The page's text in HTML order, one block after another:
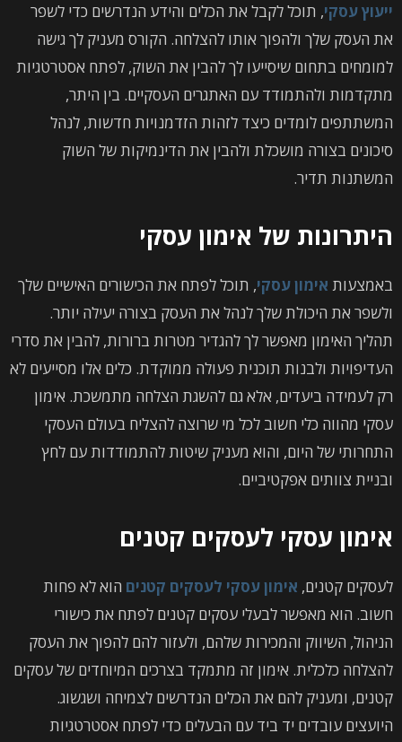
ייעוץ עסקי, תוכל לקבל את הכלים והידע הנדרשים כדי לשפר
את העסק שלך ולהפוך אותו להצלחה. הקורס מעניק לך גישה
למומחים בתחום שיסייעו לך להבין את השוק, לפתח אסטרטגיות
מתקדמות ולהתמודד עם האתגרים העסקיים. בין היתר,
המשתתפים לומדים כיצד לזהות הזדמנויות חדשות, לנהל
סיכונים בצורה מושכלת ולהבין את הדינמיקות של השוק
המשתנות תדיר.
היתרונות של אימון עסקי
באמצעות אימון עסקי, תוכל לפתח את הכישורים האישיים שלך
ולשפר את היכולת שלך לנהל את העסק בצורה יעילה יותר.
תהליך האימון מאפשר לך להגדיר מטרות ברורות, להבין את סדרי
העדיפויות ולבנות תוכנית פעולה ממוקדת. כלים אלו מסייעים לא
רק לעמידה ביעדים, אלא גם להשגת הצלחה מתמשכת. אימון
עסקי מהווה כלי חשוב לכל מי שרוצה להצליח בעולם העסקי
התחרותי של היום, והוא מעניק שיטות להתמודדות עם לחץ
ובניית צוותים אפקטיביים.
אימון עסקי לעסקים קטנים
לעסקים קטנים, אימון עסקי לעסקים קטנים הוא לא פחות
חשוב. הוא מאפשר לבעלי עסקים קטנים לפתח את כישורי
הניהול, השיווק והמכירות שלהם, ולעזור להם להפוך את העסק
להצלחה כלכלית. אימון זה מתמקד בצרכים המיוחדים של עסקים
קטנים, ומעניק להם את הכלים הנדרשים לצמיחה ושגשוג.
היועצים עובדים יד ביד עם הבעלים כדי לפתח אסטרטגיות